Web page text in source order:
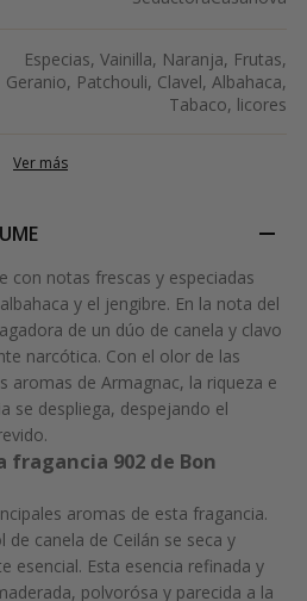
Especias, Vainilla, Naranja, Frutas,
Geranio, Patchouli, Clavel, Albahaca,
Tabaco, licores
Ver más
con notas frescas y especiadas
y el jengibre. En la nota del
de un dúo de canela y clavo
narcótica. Con el olor de las
aromas de Armagnac, la riqueza e
se despliega, despejando el
fragancia 902 de Bon
aromas de esta fragancia.
canela de Ceilán se seca y
esencial. Esta esencia refinada y
polvorósa y parecida a la